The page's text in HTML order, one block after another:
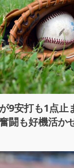
9安打も1点止
闘も好機活か